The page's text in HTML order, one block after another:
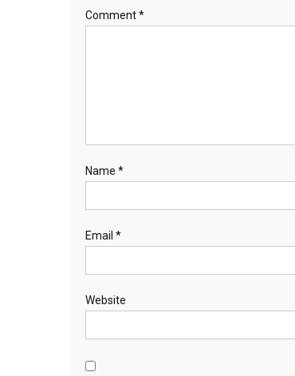
Comment*
Name *
Email *
Website